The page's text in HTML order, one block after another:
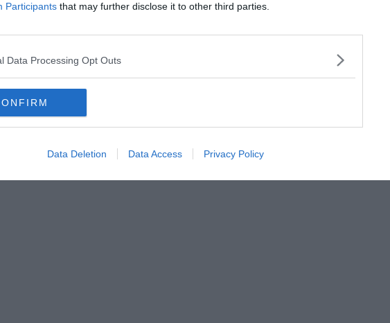
Participants that may further disclose it to other third parties.
Data Processing Opt Outs
Data Deletion Data Access Privacy Policy
Cineplex, c'era davvero un chiosco: quello del signor
In molti, con qualsiasi stagione, prima o dopo il Cinema,
il "filmofago intollerante". Il signor Biagio è scomparso
omaggio. Isabella -non Anna- Biagini è stata una
e settanta, caduta in disgrazia e in miseria, che merita
il chiosco del compianto Biagio, né con la storia inventata e
cognome hanno fatto scattare il transfert nella mia mente